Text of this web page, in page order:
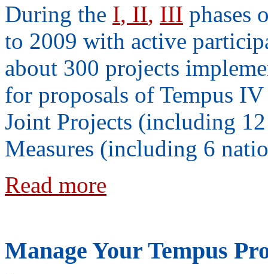
During the I, II, III phases
to 2009 with active
about 300 projects
for proposals of Tempus
Joint Projects (including
Measures (including 6
Read more
Manage Your Tempus